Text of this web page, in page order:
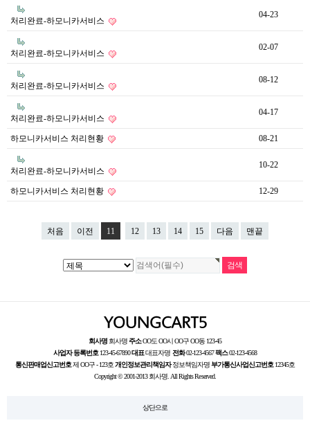
처리완료-하모니카서비스
04-23
처리완료-하모니카서비스
02-07
처리완료-하모니카서비스
08-12
처리완료-하모니카서비스
04-17
하모니카서비스 처리현황 08-21
처리완료-하모니카서비스
10-22
하모니카서비스 처리현황 12-29
처음 이전 11 12 13 14 15 다음 맨끝
회사명회사명주소OO도 OO시 OO구 OO동 123-45
사업자 등록번호123-45-67890대표대표자명 전화02-123-4567 팩스02-123-4568
통신판매업신고번호제 OO구 - 123호개인정보관리책임자정보책임자명부가통신사업신고번호12345호
Copyright © 2001-2013 회사명. All Rights Reserved.
상단으로